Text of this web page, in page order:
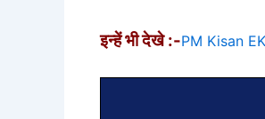
इन्हें भी देखे :-PM Kisan